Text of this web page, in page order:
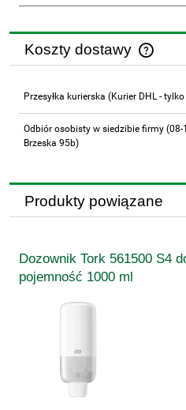
Koszty dostawy
Cena nie zawiera ewentualnych
Przesyłka kurierska (Kurier DHL -
Odbiór osobisty w siedzibie firmy (08-
Brzeska 95b)
Produkty powiązane
Dozownik Tork 561500 S4
pojemność 1000 ml